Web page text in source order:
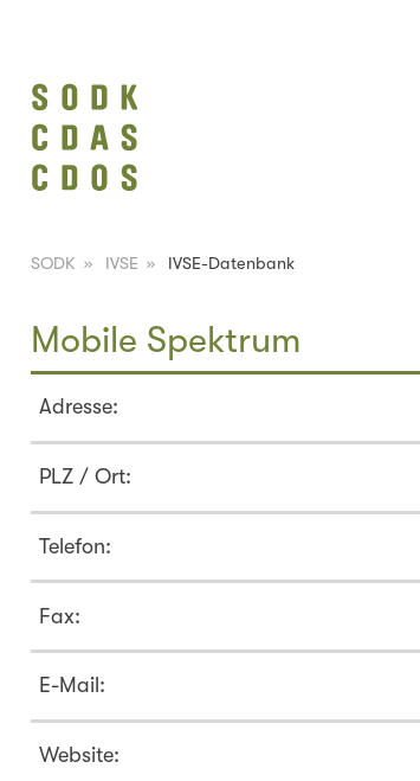
SODK » IVSE » IVSE-Datenbank
Mobile Spektrum
Adresse:
PLZ / Ort:
Telefon:
Fax:
E-Mail:
Website: